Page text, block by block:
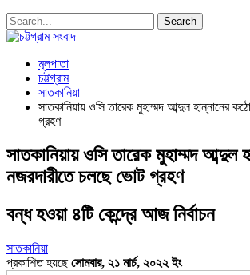
মূলপাতা
চট্টগ্রাম
সাতকানিয়া
সাতকানিয়ায় ওসি তারেক মুহাম্মদ আব্দুল হান্নানের
গ্রহণ
সাতকানিয়ায় ওসি তারেক মুহাম্মদ আব্দুল
নজরদারীতে চলছে ভোট গ্রহণ
বন্ধ হওয়া ৪টি কেন্দ্রে আজ নির্বাচন
সাতকানিয়া
প্রকাশিত হয়ছেসোমবার, ২১ মার্চ, ২০২২ ইং